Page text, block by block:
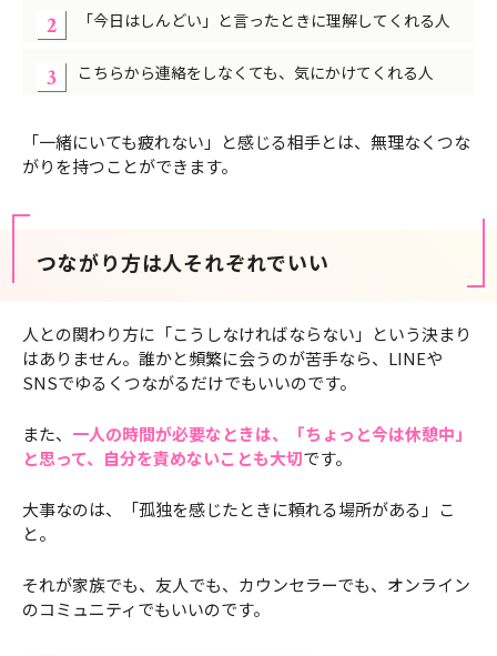
「今日はしんどい」と言ったときに理解してくれる人
こちらから連絡をしなくても、気にかけてくれる人
「一緒にいても疲れない」と感じる相手とは、無理なくつな
がりを持つことができます。
つながり方は人それぞれでいい
人との関わり方に「こうしなければならない」という決まり
はありません。誰かと頻繁に会うのが苦手なら、LINEや
SNSでゆるくつながるだけでもいいのです。
また、 一人の時間が必要なときは、「ちょっと今は休憩中」
と思って、自分を責めないことも大切です。
大事なのは、「孤独を感じたときに頼れる場所がある」こ
と。
それが家族でも、友人でも、カウンセラーでも、オンライン
のコミュニティでもいいのです。